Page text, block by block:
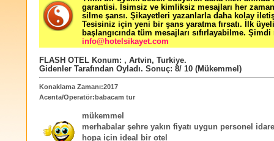
garantisi. İsimsiz ve kimliksiz mesajları her zaman
silme şansı. Şikayetleri yazanlarla daha kolay
Tesisiniz için yeni bir şans yaratma fırsatı. İlk
başlangıcında tüm mesajları sıfırlayabilme. Şimdi
info@hotelsikayet.com
FLASH OTEL Konum: , Artvin, Turkiye.
Gidenler Tarafından Oyladı. Sonuç: 8/ 10 (Mükemmel)
Konaklama Zamanı:2017
Acenta/Operatör:babacam tur
mükemmel
merhabalar şehre yakın fiyatı uygun personel
hopa için ideal bir otel